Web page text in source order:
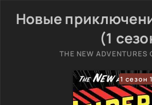
Новые
(1
THE NEW ADVENTURES
1 сезон